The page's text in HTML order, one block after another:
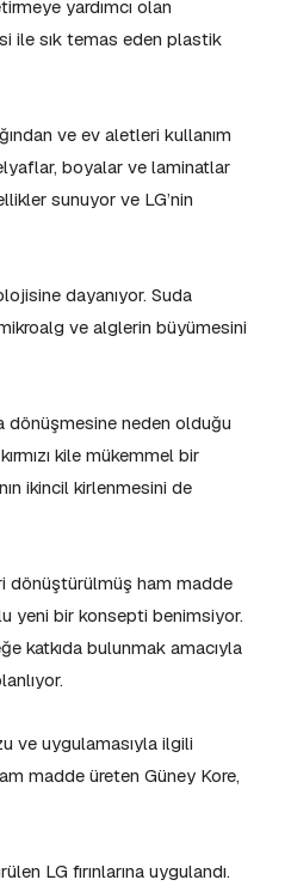
yardımcı olan
ile sık temas eden plastik
ve ev aletleri kullanım
boyalar ve laminatlar
sunuyor ve LG’nin
dayanıyor. Suda
ve alglerin büyümesini
dönüşmesine neden olduğu
kile mükemmel bir
ikincil kirlenmesini de
dönüştürülmüş ham madde
yeni bir konsepti benimsiyor.
katkıda bulunmak amacıyla
ve uygulamasıyla ilgili
madde üreten Güney Kore,
LG fırınlarına uygulandı.